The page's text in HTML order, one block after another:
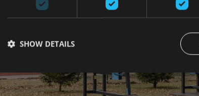
SHOW DETAILS